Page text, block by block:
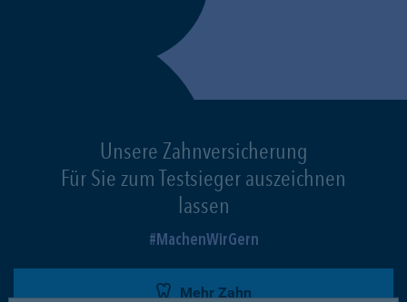
Unsere Zahnversicherung
Für Sie zum Testsieger auszeichnen
lassen
MachenWirGern
Mehr Zahn